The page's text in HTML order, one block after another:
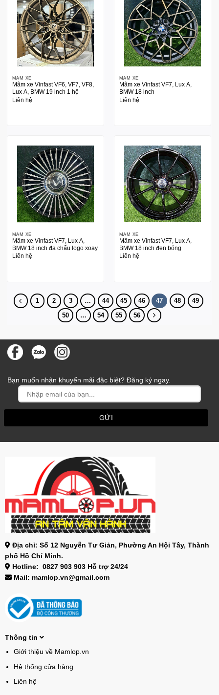
MÂM XE
Mâm xe Vinfast VF6, VF7, VF8,
Lux A, BMW 19 inch 1 hệ
Liên hệ
MÂM XE
Mâm xe Vinfast VF7, Lux A,
BMW 18 inch
Liên hệ
MÂM XE
Mâm xe Vinfast VF7, Lux A,
BMW 18 inch đa chấu logo xoay
Liên hệ
MÂM XE
Mâm xe Vinfast VF7, Lux A,
BMW 18 inch đen bóng
Liên hệ
1 2 3 … 44 45 46 47 48
49
50
… 54 55 56
Bạn muốn nhận khuyến mãi đặc biệt? Đăng ký ngay.
Địa chỉ: Số 12 Nguyễn Tư Giản, Phường An Hội Tây, Thành
phố Hồ Chí Minh.
Hotline: 0827 903 903 Hỗ trợ 24/24
Mail: mamlop.vn@gmail.com
Thông tin
Giới thiệu về Mamlop.vn
Hệ thống cửa hàng
Liên hệ